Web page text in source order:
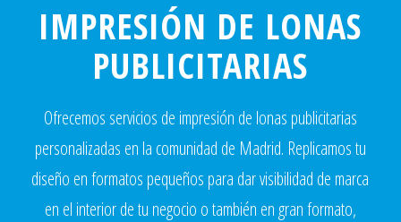
IMPRESIÓN DE LONAS
PUBLICITARIAS
Ofrecemos servicios de impresión de lonas publicitarias
personalizadas en la comunidad de Madrid. Replicamos tu
diseño en formatos pequeños para dar visibilidad de marca
en el interior de tu negocio o también en gran formato,